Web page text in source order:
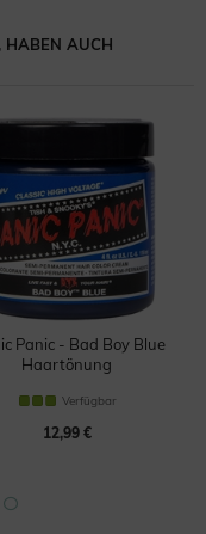
HABEN AUCH
Panic - Bad Boy Blue
Haartönung
Verfügbar
12,99 €